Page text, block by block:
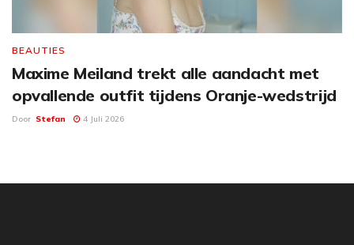
BEAUTIES
Maxime Meiland trekt alle aandacht met
opvallende outfit tijdens Oranje-wedstrijd
Door Stefan 4 Juli 2026